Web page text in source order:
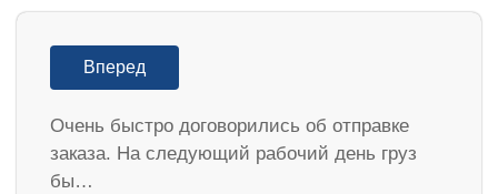
Вперед
Очень быстро договорились об отправке
заказа. На следующий рабочий день груз
бы…